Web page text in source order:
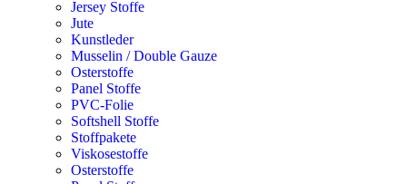
Jersey Stoffe
Jute
Kunstleder
Musselin / Double Gauze
Osterstoffe
Panel Stoffe
PVC-Folie
Softshell Stoffe
Stoffpakete
Viskosestoffe
Osterstoffe